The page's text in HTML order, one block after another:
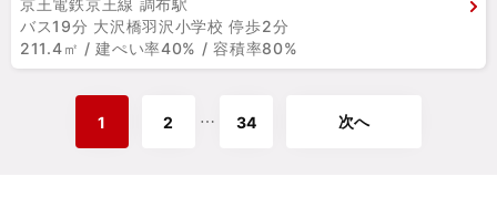
京王電鉄京王線 調布駅
バス19分 大沢橋羽沢小学校 停歩2分
211.4㎡ / 建ぺい率40% / 容積率80%
1 2 ⋯ 34 次へ